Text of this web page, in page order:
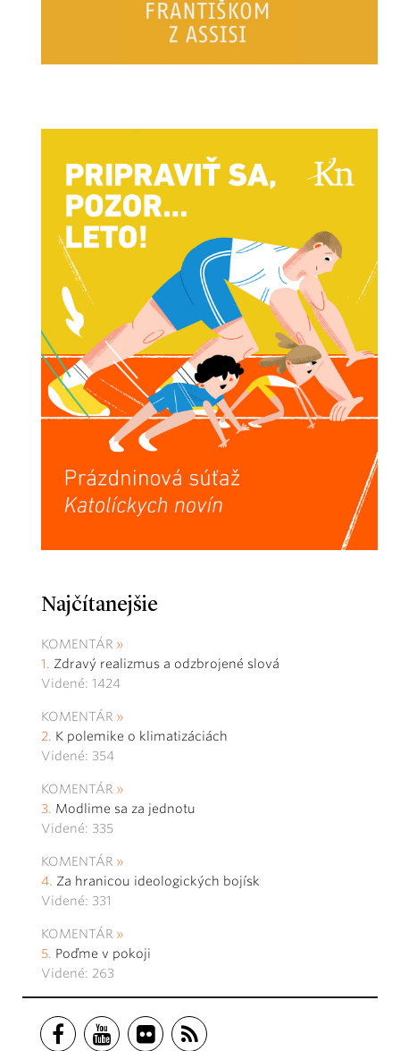
Najčítanejšie
KOMENTÁR
Zdravý realizmus a odzbrojené slová
Videné: 1424
KOMENTÁR
K polemike o klimatizáciách
Videné: 354
KOMENTÁR
Modlime sa za jednotu
Videné: 335
KOMENTÁR
Za hranicou ideologických bojísk
Videné: 331
KOMENTÁR
Poďme v pokoji
Videné: 263